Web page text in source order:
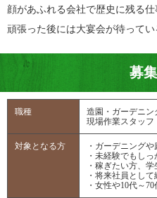
顔があふれる会社で歴史に残る仕
頑張った後には大宴会が待ってい
募
職種
造園・ガーデニン
現場作業スタッフ
対象となる方
・ガーデニング
・未経験でもし
・稼ぎたい方、
・将来社員とし
・女性や10代～